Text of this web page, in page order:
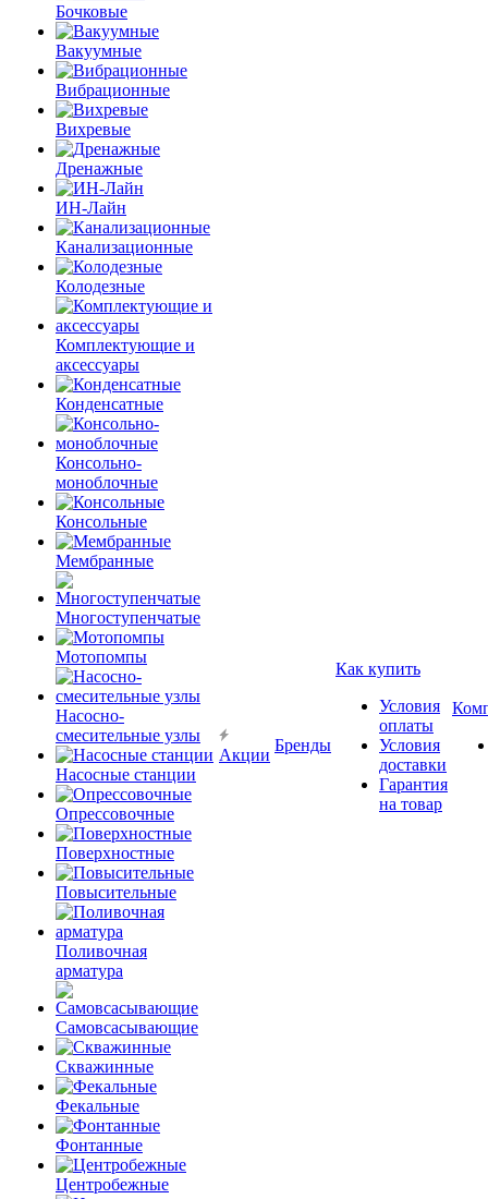
Бочковые
Вакуумные
Вибрационные
Вихревые
Дренажные
ИН-Лайн
Канализационные
Колодезные
Комплектующие и
аксессуары
Конденсатные
Консольно-
моноблочные
Консольные
Мембранные
Многоступенчатые
Мотопомпы
Насосно-
смесительные узлы
Насосные станции
Опрессовочные
Поверхностные
Повысительные
Поливочная
арматура
Самовсасывающие
Скважинные
Фекальные
Фонтанные
Центробежные
Акции
Бренды
Как купить
Условия
оплаты
Условия
доставки
Гарантия
на товар